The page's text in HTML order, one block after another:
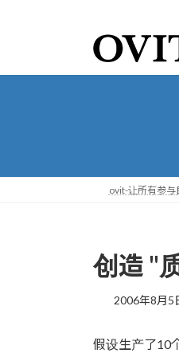
ovit-让所有参与
创造 "
2006年8月5
假设生产了10